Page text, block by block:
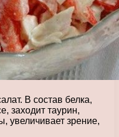
В состав белка,
заходит таурин,
увеличивает зрение,